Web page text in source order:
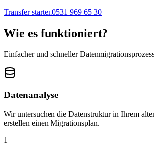
Transfer starten0531 969 65 30
Wie es funktioniert?
Einfacher und schneller
Datenanalyse
Wir untersuchen die Datenstruktur in Ihrem
erstellen einen Migrationsplan.
1